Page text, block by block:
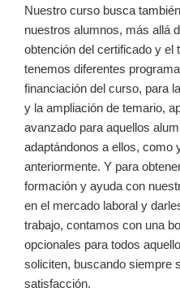
Nuestro curso busca
nuestros alumnos, más allá
obtención del certificado y el
tenemos diferentes
financiación del curso, para
y la ampliación de temario,
avanzado para aquellos
adaptándonos a ellos, como
anteriormente. Y para
formación y ayuda con
en el mercado laboral y
trabajo, contamos con una
opcionales para todos
soliciten, buscando siempre
satisfacción.